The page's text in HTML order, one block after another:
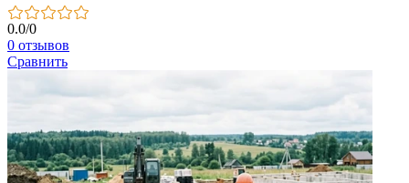
0.0/0
0 отзывов
Сравнить